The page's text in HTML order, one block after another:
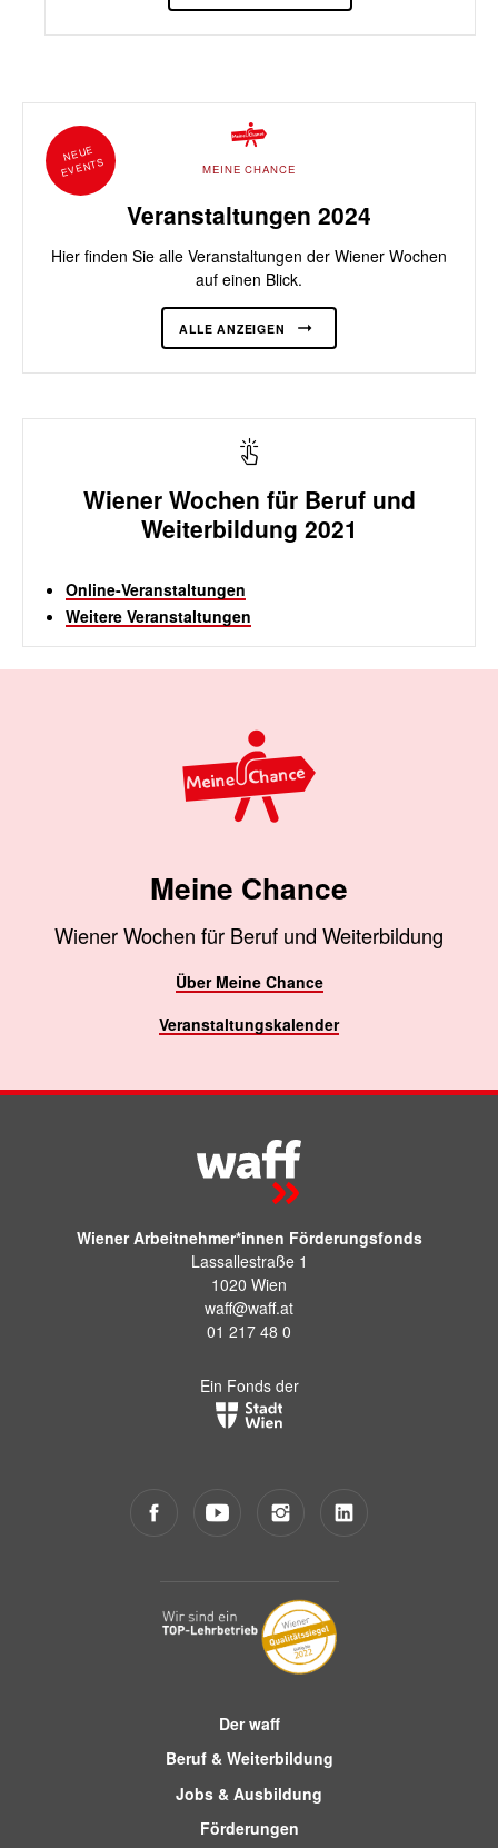
MEINE CHANCE
Veranstaltungen 2024
Hier finden Sie alle Veranstaltungen der Wiener Wochen
auf einen Blick.
ALLE ANZEIGEN
NEUE
EVENTS
Wiener Wochen für Beruf und
Weiterbildung 2021
Online-Veranstaltungen
Weitere Veranstaltungen
Meine Chance
Wiener Wochen für Beruf und Weiterbildung
Über Meine Chance
Veranstaltungskalender
Wiener Arbeitnehmer*innen Förderungsfonds
Lassallestraße 1
1020 Wien
waff@waff.at
01 217 48 0
Ein Fonds der
Der waff
Beruf & Weiterbildung
Jobs & Ausbildung
Förderungen